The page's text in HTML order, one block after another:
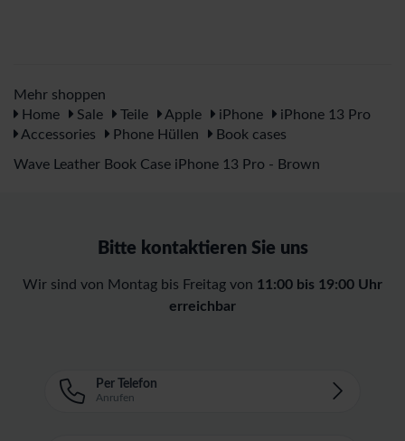
Mehr shoppen
Home
Sale Teile Apple iPhone
iPhone 13 Pro
Accessories
Phone Hüllen Book cases
Wave Leather Book Case iPhone 13 Pro - Brown
Bitte kontaktieren Sie uns
Wir sind von Montag bis Freitag von 11:00 bis 19:00 Uhr
erreichbar
Per Telefon
Anrufen